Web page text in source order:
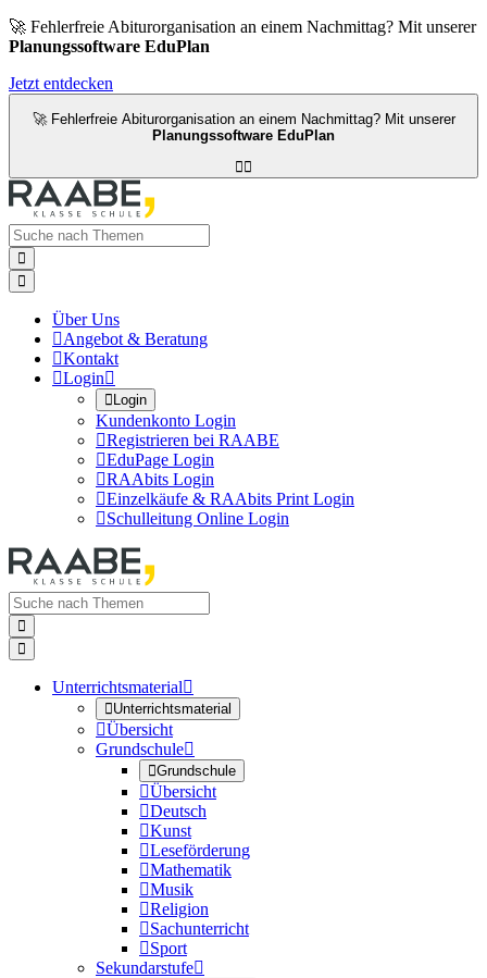
🚀 Fehlerfreie Abiturorganisation an einem Nachmittag? Mit unserer
Planungssoftware EduPlan
Jetzt entdecken
🚀 Fehlerfreie Abiturorganisation an einem Nachmittag? Mit unserer
Planungssoftware EduPlan



Über Uns
Angebot & Beratung
Kontakt
Login
Login
Kundenkonto Login
Registrieren bei RAABE
EduPage Login
RAAbits Login
Einzelkäufe & RAAbits Print Login
Schulleitung Online Login


Unterrichtsmaterial
Unterrichtsmaterial
Übersicht
Grundschule
Grundschule
Übersicht
Deutsch
Kunst
Leseförderung
Mathematik
Musik
Religion
Sachunterricht
Sport
Sekundarstufe